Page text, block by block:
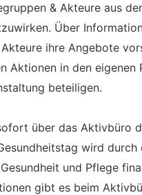
& Akteure aus
Über
ihre Angebote
Aktionen in den
beteiligen.
über das Aktivbüro
wird
und Pflege
gibt es beim